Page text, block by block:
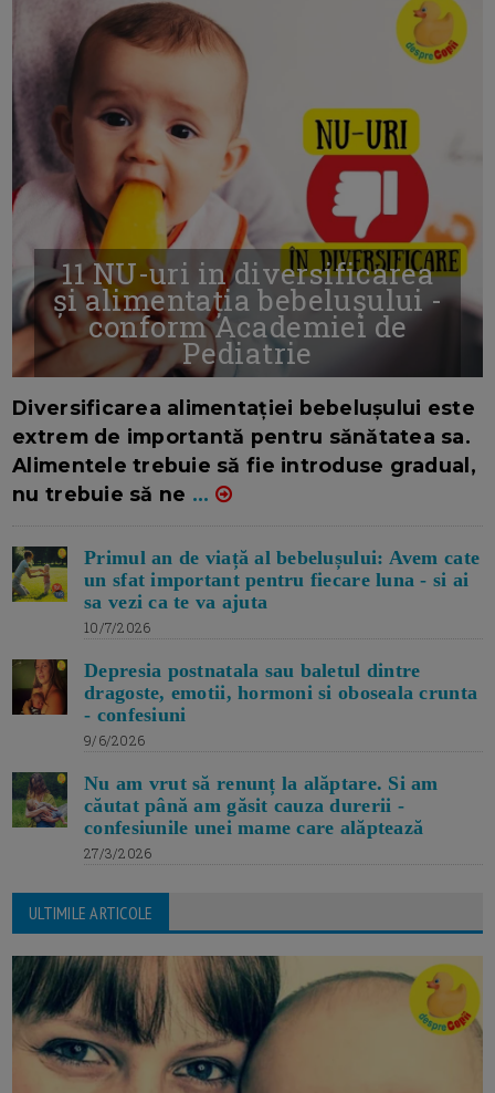
11 NU-uri in diversificarea
și alimentația bebelușului -
conform Academiei de
Pediatrie
Diversificarea alimentației bebelușului este
extrem de importantă pentru sănătatea sa.
Alimentele trebuie să fie introduse gradual,
nu trebuie să ne ...
Primul an de viață al bebelușului: Avem cate
un sfat important pentru fiecare luna - si ai
sa vezi ca te va ajuta
10/7/2026
Depresia postnatala sau baletul dintre
dragoste, emotii, hormoni si oboseala crunta
- confesiuni
9/6/2026
Nu am vrut să renunț la alăptare. Si am
căutat până am găsit cauza durerii -
confesiunile unei mame care alăptează
27/3/2026
ULTIMILE ARTICOLE